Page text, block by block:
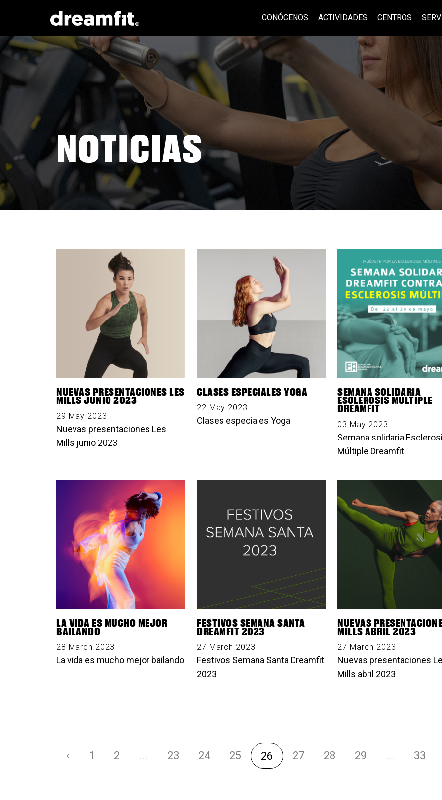
CONÓCENOS ACTIVIDADES CENTROS
NOTICIAS
NUEVAS PRESENTACIONES LES
MILLS JUNIO 2023
29 May 2023
Nuevas presentaciones Les
Mills junio 2023
CLASES ESPECIALES YOGA
22 May 2023
Clases especiales Yoga
SEMANA SOLIDARIA
ESCLEROSIS MÚLTIPLE
DREAMFIT
03 May 2023
Semana solidaria
Múltiple Dreamfit
LA VIDA ES MUCHO MEJOR
BAILANDO
28 March 2023
La vida es mucho mejor bailando
FESTIVOS SEMANA SANTA
DREAMFIT 2023
27 March 2023
Festivos Semana Santa Dreamfit
2023
NUEVAS
MILLS ABRIL 2023
27 March 2023
Nuevas presentaciones
Mills abril 2023
‹ 1 2 ... 23 24 25 26 27 28 29 ... 33